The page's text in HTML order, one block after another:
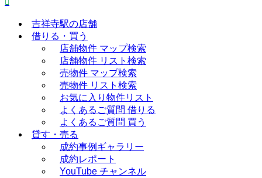
吉祥寺駅の店舗
借りる・買う
店舗物件 マップ検索
店舗物件 リスト検索
売物件 マップ検索
売物件 リスト検索
お気に入り物件リスト
よくあるご質問 借りる
よくあるご質問 買う
貸す・売る
成約事例ギャラリー
成約レポート
YouTube チャンネル